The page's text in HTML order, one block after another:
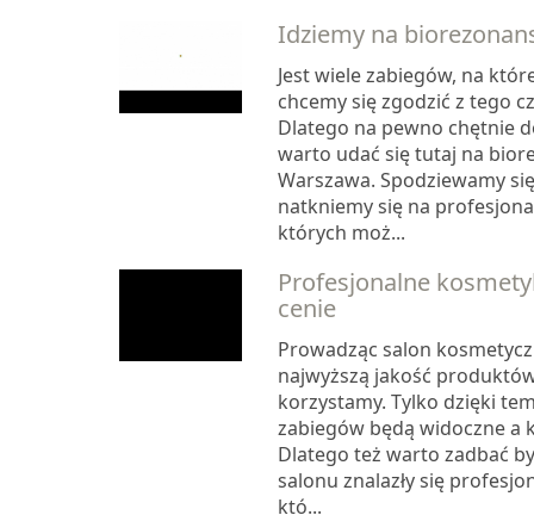
Idziemy na
Jest wiele zabiegów, na
chcemy się zgodzić z tego
Dlatego na pewno chętnie
warto udać się tutaj na
Warszawa. Spodziewamy
natkniemy się na
których moż...
Profesjonalne
cenie
Prowadząc salon
najwyższą jakość
korzystamy. Tylko dzięki
zabiegów będą widoczne a
Dlatego też warto zadbać
salonu znalazły się
któ...